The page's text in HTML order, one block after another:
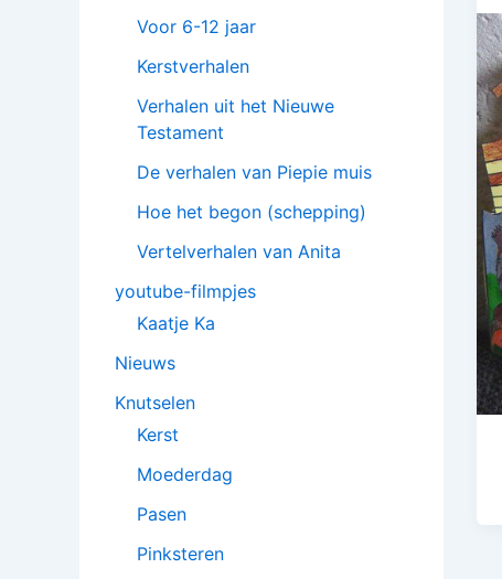
Voor 6-12 jaar
Kerstverhalen
Verhalen uit het Nieuwe
Testament
De verhalen van Piepie muis
Hoe het begon (schepping)
Vertelverhalen van Anita
youtube-filmpjes
Kaatje Ka
Nieuws
Knutselen
Kerst
Moederdag
Pasen
Pinksteren